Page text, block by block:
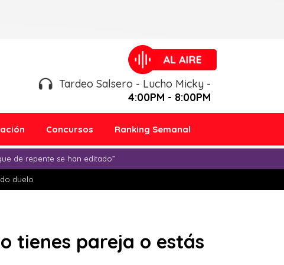
Tardeo Salsero - Lucho Micky -
4:00PM - 8:00PM
Concursos Ranking Semanal
de repente se han editado”
duelo
tienes pareja o estás